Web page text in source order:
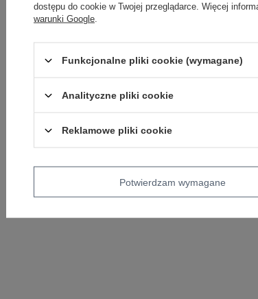
dostępu do cookie w Twojej przeglądarce. Więcej
warunki Google
Funkcjonalne pliki cookie (wymagane)
Analityczne pliki cookie
Reklamowe pliki cookie
Potwierdzam wymagane